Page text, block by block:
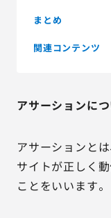
まとめ
関連コンテンツ
アサーションに
アサーションと
サイトが正しく
ことをいいます。